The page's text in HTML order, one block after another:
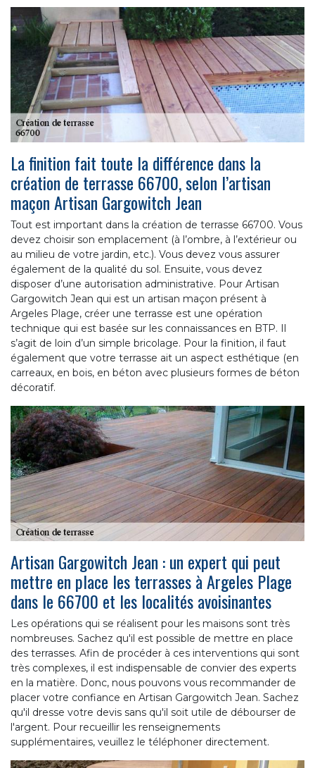
La finition fait toute la différence dans la
création de terrasse 66700, selon l’artisan
maçon Artisan Gargowitch Jean
Tout est important dans la création de terrasse 66700. Vous
devez choisir son emplacement (à l’ombre, à l’extérieur ou
au milieu de votre jardin, etc.). Vous devez vous assurer
également de la qualité du sol. Ensuite, vous devez
disposer d’une autorisation administrative. Pour Artisan
Gargowitch Jean qui est un artisan maçon présent à
Argeles Plage, créer une terrasse est une opération
technique qui est basée sur les connaissances en BTP. Il
s’agit de loin d’un simple bricolage. Pour la finition, il faut
également que votre terrasse ait un aspect esthétique (en
carreaux, en bois, en béton avec plusieurs formes de béton
décoratif.
Artisan Gargowitch Jean : un expert qui peut
mettre en place les terrasses à Argeles Plage
dans le 66700 et les localités avoisinantes
Les opérations qui se réalisent pour les maisons sont très
nombreuses. Sachez qu'il est possible de mettre en place
des terrasses. Afin de procéder à ces interventions qui sont
très complexes, il est indispensable de convier des experts
en la matière. Donc, nous pouvons vous recommander de
placer votre confiance en Artisan Gargowitch Jean. Sachez
qu'il dresse votre devis sans qu'il soit utile de débourser de
l'argent. Pour recueillir les renseignements
supplémentaires, veuillez le téléphoner directement.